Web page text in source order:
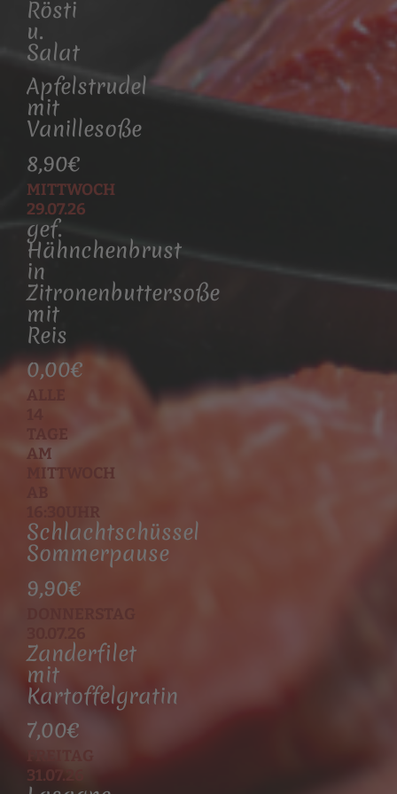
Rösti
u.
Salat
Apfelstrudel
mit
Vanillesoße
MITTWOCH
29.07.26
gef.
Hähnchenbrust
in
Zitronenbuttersoße
mit
Reis
8,90€
ALLE
AM
MITTWOCH​
Schlachtschüssel
Sommerpause
0,00€
Zanderfilet
mit
Kartoffelgratin
9,90€
31.07.26
7,00€